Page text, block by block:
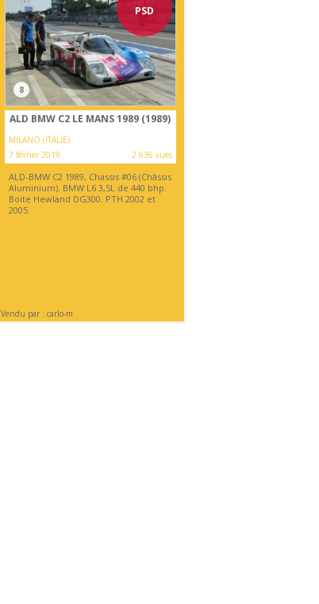
PSD
8
ALD BMW C2 LE MANS 1989 (1989)
MILANO (ITALIE)
7 février 2019
2 636 vues
ALD-BMW C2 1989, Chassis #06 (Châssis
Aluminium). BMW L6 3,5L de 440 bhp.
Boite Hewland DG300. PTH 2002 et
2005.
Vendu par : carlo-m